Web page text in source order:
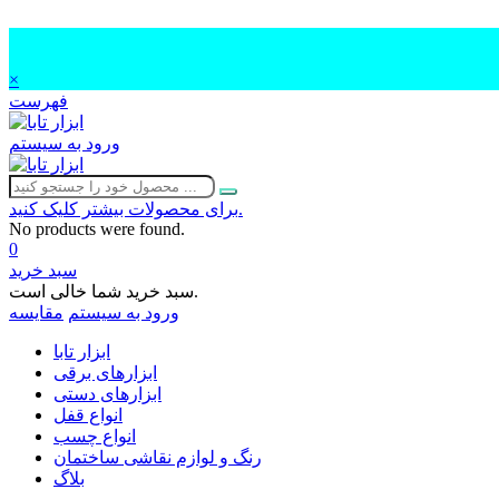
×
فهرست
ورود به سیستم
برای محصولات بیشتر کلیک کنید.
No products were found.
0
سبد خرید
سبد خرید شما خالی است.
ورود به سیستم مقایسه
ابزار تابا
ابزارهای برقی
ابزارهای دستی
انواع قفل
انواع چسب
رنگ و لوازم نقاشی ساختمان
بلاگ